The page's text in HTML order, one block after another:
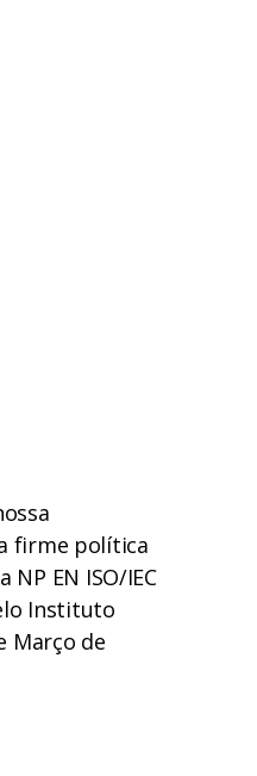
firme política
EN ISO/IEC
Instituto
Março de